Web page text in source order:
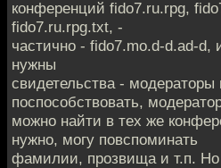
конференций fido7.ru.rpg,
fido7.ru.rpg.txt, -
частично - fido7.mo.d-d.ad-d,
нужны
свидетельства - модераторы
поспособствовать,
можно найти в тех же
нужно, могу повспоминать
фамилии, прозвища и т.п. Но